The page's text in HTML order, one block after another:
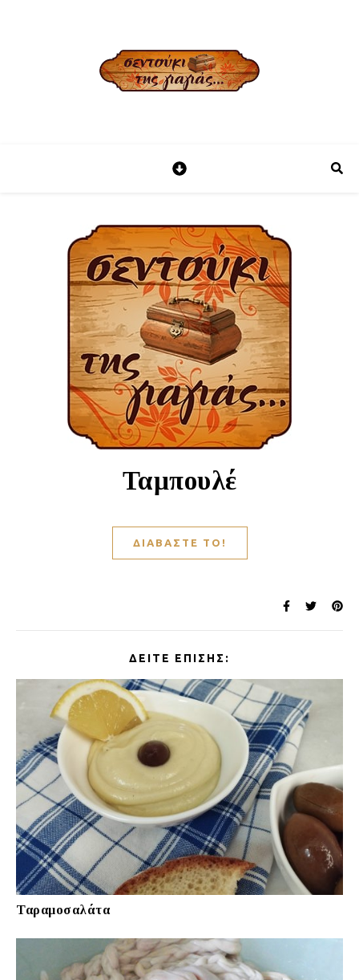
Ταμπουλέ
ΔΙΑΒΆΣΤΕ ΤΟ!
ΔΕΊΤΕ ΕΠΊΣΗΣ:
Ταραμοσαλάτα